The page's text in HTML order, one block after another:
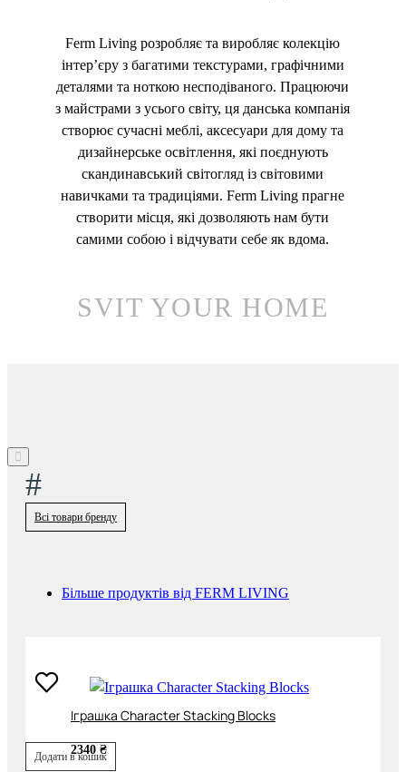
Ferm Living розробляє та виробляє колекцію
інтер’єру з багатими текстурами, графічними
деталями та ноткою несподіваного. Працюючи
з майстрами з усього світу, ця данська компанія
створює сучасні меблі, аксесуари для дому та
дизайнерське освітлення, які поєднують
скандинавський світогляд із світовими
навичками та традиціями. Ferm Living прагне
створити місця, які дозволяють нам бути
самими собою і відчувати себе як вдома.
SVIT YOUR HOME
#
Всі товари бренду
Більше продуктів від FERM LIVING
Іграшка Character Stacking Blocks
2340 ₴
Додати в кошик